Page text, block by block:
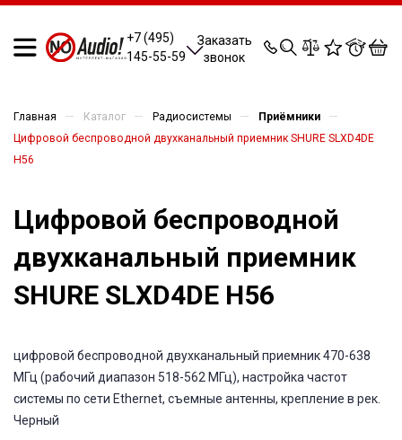
+7 (495)
145-55-59
Заказать
звонок
0 0 0 0
Главная — Каталог — Радиосистемы — Приёмники —
Цифровой беспроводной двухканальный приемник SHURE SLXD4DE
H56
Цифровой беспроводной
двухканальный приемник
SHURE SLXD4DE H56
цифровой беспроводной двухканальный приемник 470-638
МГц (рабочий диапазон 518-562 МГц), настройка частот
системы по сети Ethernet, съемные антенны, крепление в рек.
Черный